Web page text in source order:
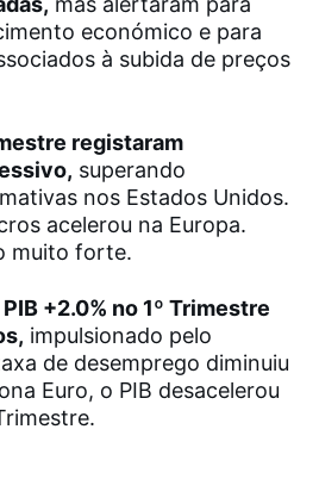
económico e para
à subida de preços
registaram
superando
nos Estados Unidos.
acelerou na Europa.
muito forte.
+2.0% no 1º Trimestre
impulsionado pelo
de desemprego diminuiu
Euro, o PIB desacelerou